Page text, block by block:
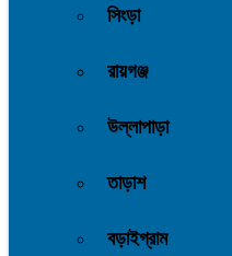
সিংড়া
রায়গঞ্জ
উল্লাপাড়া
তাড়াশ
বড়াইগ্রাম